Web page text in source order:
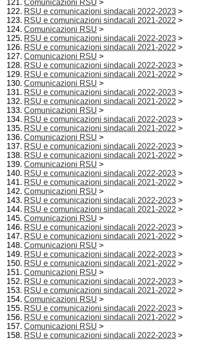
Comunicazioni RSU >
RSU e comunicazioni sindacali 2022-2023 >
RSU e comunicazioni sindacali 2021-2022 >
Comunicazioni RSU >
RSU e comunicazioni sindacali 2022-2023 >
RSU e comunicazioni sindacali 2021-2022 >
Comunicazioni RSU >
RSU e comunicazioni sindacali 2022-2023 >
RSU e comunicazioni sindacali 2021-2022 >
Comunicazioni RSU >
RSU e comunicazioni sindacali 2022-2023 >
RSU e comunicazioni sindacali 2021-2022 >
Comunicazioni RSU >
RSU e comunicazioni sindacali 2022-2023 >
RSU e comunicazioni sindacali 2021-2022 >
Comunicazioni RSU >
RSU e comunicazioni sindacali 2022-2023 >
RSU e comunicazioni sindacali 2021-2022 >
Comunicazioni RSU >
RSU e comunicazioni sindacali 2022-2023 >
RSU e comunicazioni sindacali 2021-2022 >
Comunicazioni RSU >
RSU e comunicazioni sindacali 2022-2023 >
RSU e comunicazioni sindacali 2021-2022 >
Comunicazioni RSU >
RSU e comunicazioni sindacali 2022-2023 >
RSU e comunicazioni sindacali 2021-2022 >
Comunicazioni RSU >
RSU e comunicazioni sindacali 2022-2023 >
RSU e comunicazioni sindacali 2021-2022 >
Comunicazioni RSU >
RSU e comunicazioni sindacali 2022-2023 >
RSU e comunicazioni sindacali 2021-2022 >
Comunicazioni RSU >
RSU e comunicazioni sindacali 2022-2023 >
RSU e comunicazioni sindacali 2021-2022 >
Comunicazioni RSU >
RSU e comunicazioni sindacali 2022-2023 >